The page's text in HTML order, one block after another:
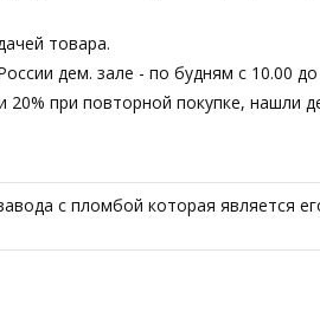
товара.
дем. зале - по будням с 10.00 до
20% при повторной покупке,
с пломбой которая является